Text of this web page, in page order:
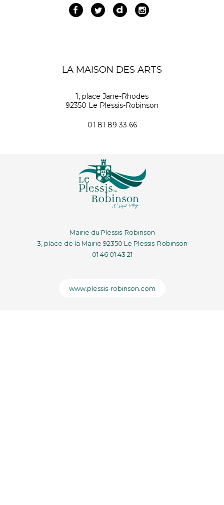
LA MAISON DES ARTS
1, place Jane-Rhodes
92350 Le Plessis-Robinson
01 81 89 33 66
Mairie du Plessis-Robinson
3, place de la Mairie 92350 Le Plessis-Robinson
01 46 01 43 21
www.plessis-robinson.com